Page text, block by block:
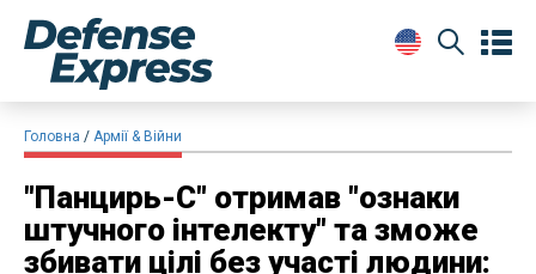
Головна Армії & Війни
​"Панцирь-С" отримав "ознаки
штучного інтелекту" та зможе
збивати цілі без участі людини: